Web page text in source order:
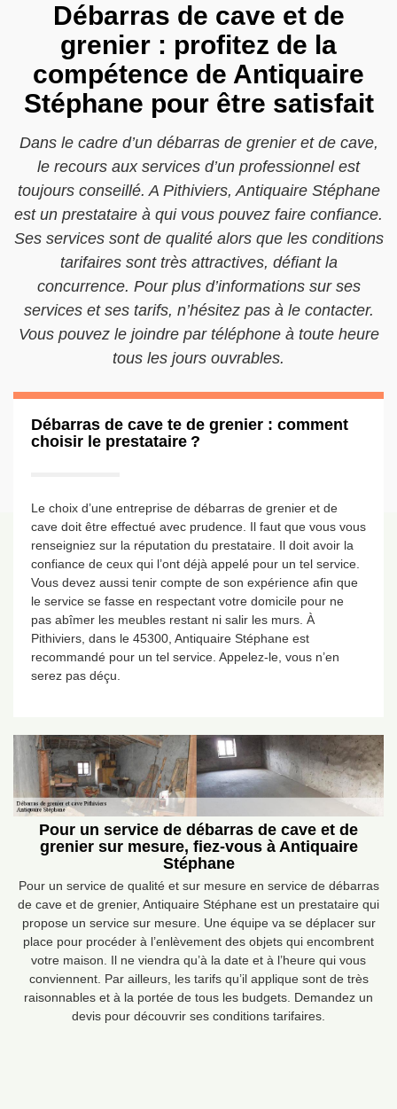
Débarras de cave et de
grenier : profitez de la
compétence de Antiquaire
Stéphane pour être satisfait
Dans le cadre d’un débarras de grenier et de cave,
le recours aux services d’un professionnel est
toujours conseillé. A Pithiviers, Antiquaire Stéphane
est un prestataire à qui vous pouvez faire confiance.
Ses services sont de qualité alors que les conditions
tarifaires sont très attractives, défiant la
concurrence. Pour plus d’informations sur ses
services et ses tarifs, n’hésitez pas à le contacter.
Vous pouvez le joindre par téléphone à toute heure
tous les jours ouvrables.
Débarras de cave te de grenier : comment
choisir le prestataire ?
Le choix d’une entreprise de débarras de grenier et de
cave doit être effectué avec prudence. Il faut que vous vous
renseigniez sur la réputation du prestataire. Il doit avoir la
confiance de ceux qui l’ont déjà appelé pour un tel service.
Vous devez aussi tenir compte de son expérience afin que
le service se fasse en respectant votre domicile pour ne
pas abîmer les meubles restant ni salir les murs. À
Pithiviers, dans le 45300, Antiquaire Stéphane est
recommandé pour un tel service. Appelez-le, vous n’en
serez pas déçu.
Pour un service de débarras de cave et de
grenier sur mesure, fiez-vous à Antiquaire
Stéphane
Pour un service de qualité et sur mesure en service de débarras
de cave et de grenier, Antiquaire Stéphane est un prestataire qui
propose un service sur mesure. Une équipe va se déplacer sur
place pour procéder à l’enlèvement des objets qui encombrent
votre maison. Il ne viendra qu’à la date et à l’heure qui vous
conviennent. Par ailleurs, les tarifs qu’il applique sont de très
raisonnables et à la portée de tous les budgets. Demandez un
devis pour découvrir ses conditions tarifaires.